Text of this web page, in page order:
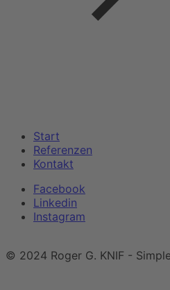
Start
Referenzen
Kontakt
Facebook
Linkedin
Instagram
© 2024 Roger G. KNIF -